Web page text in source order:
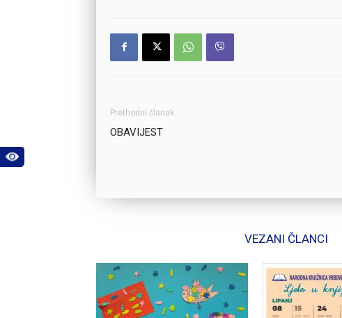
Prethodni članak
OBAVIJEST
VEZANI ČLANCI